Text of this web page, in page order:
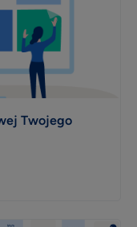
Twojego